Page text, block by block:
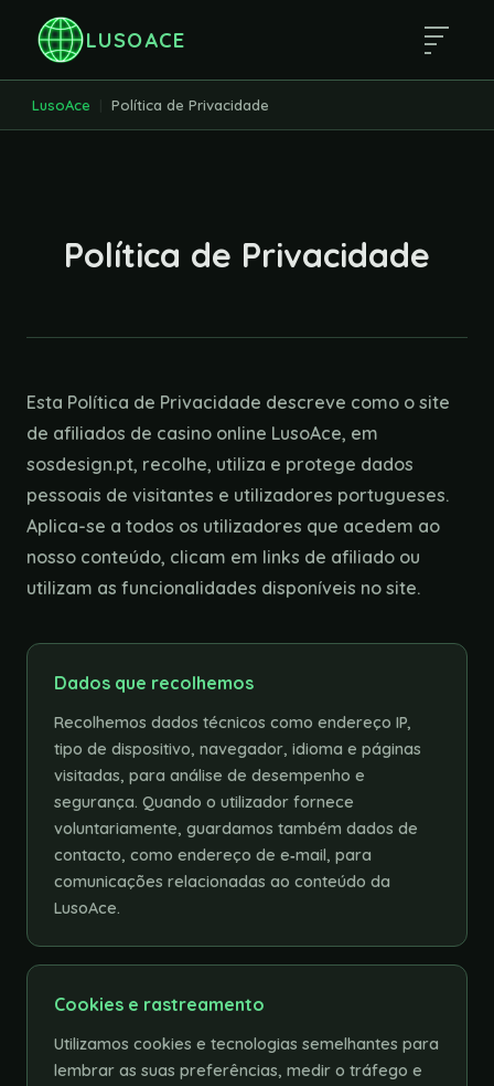
LUSOACE
LusoAce Política de Privacidade
Política de Privacidade
Esta Política de Privacidade descreve como o site
de afiliados de casino online LusoAce, em
sosdesign.pt, recolhe, utiliza e protege dados
pessoais de visitantes e utilizadores portugueses.
Aplica-se a todos os utilizadores que acedem ao
nosso conteúdo, clicam em links de afiliado ou
utilizam as funcionalidades disponíveis no site.
Dados que recolhemos
Recolhemos dados técnicos como endereço IP,
tipo de dispositivo, navegador, idioma e páginas
visitadas, para análise de desempenho e
segurança. Quando o utilizador fornece
voluntariamente, guardamos também dados de
contacto, como endereço de e‑mail, para
comunicações relacionadas ao conteúdo da
LusoAce.
Cookies e rastreamento
Utilizamos cookies e tecnologias semelhantes para
lembrar as suas preferências, medir o tráfego e